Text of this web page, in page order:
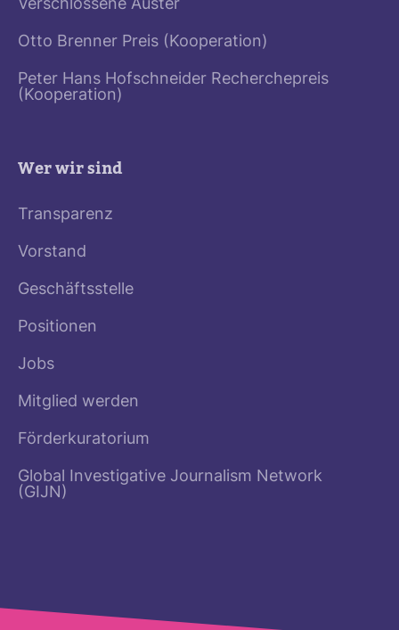
Verschlossene Auster
Otto Brenner Preis (Kooperation)
Peter Hans Hofschneider Recherchepreis
(Kooperation)
Wer wir sind
Transparenz
Vorstand
Geschäftsstelle
Positionen
Jobs
Mitglied werden
Förderkuratorium
Global Investigative Journalism Network
(GIJN)